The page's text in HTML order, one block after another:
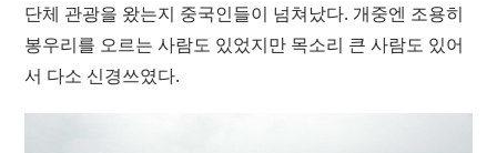
단체 관광을 왔는지 중국인들이 넘쳐났다. 개중엔 조용히
봉우리를 오르는 사람도 있었지만 목소리 큰 사람도 있어
서 다소 신경쓰였다.